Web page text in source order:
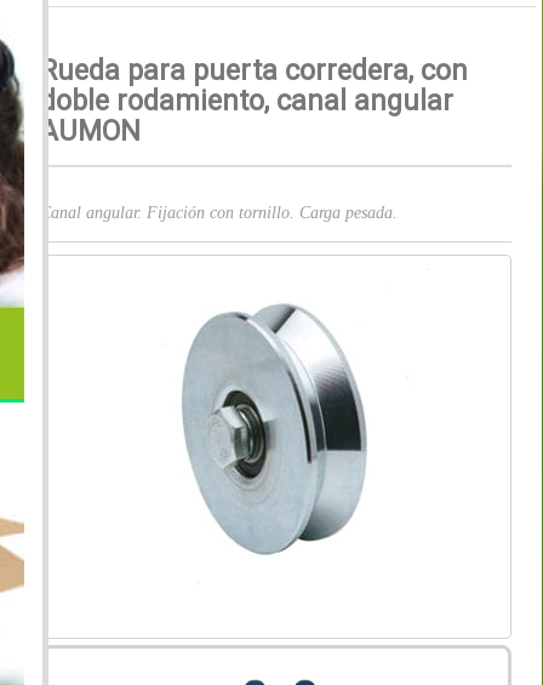
Rueda para puerta corredera, con
doble rodamiento, canal angular
AUMON
Canal angular. Fijación con tornillo. Carga pesada.